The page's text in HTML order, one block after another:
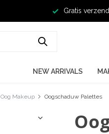
Gratis
NEW ARRIVALS
Oog Makeup Oogschaduw Palettes